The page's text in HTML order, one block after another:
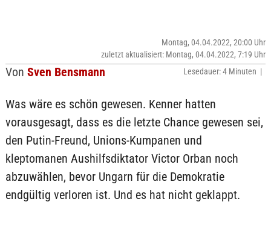
Von Sven Bensmann
Montag, 04.04.2022, 20:00 Uhr
zuletzt aktualisiert: Montag, 04.04.2022, 7:19 Uhr
Lesedauer: 4 Minuten |
Was wäre es schön gewesen. Kenner hatten
vorausgesagt, dass es die letzte Chance gewesen sei,
den Putin-Freund, Unions-Kumpanen und
kleptomanen Aushilfsdiktator Victor Orban noch
abzuwählen, bevor Ungarn für die Demokratie
endgültig verloren ist. Und es hat nicht geklappt.